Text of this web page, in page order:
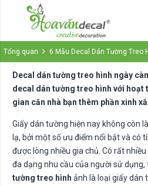
Tổng quan 6 Mẫu Decal Dán Tường Treo
Decal dán tường treo hình ngày
decal dán tường treo hình với hoạt
gian căn nhà bạn thêm phần xinh
Giấy dán tường hiện nay không còn
lạ, bởi một số ưu điểm nổi bật và có
được lòng nhiều gia chủ. Có rất
đa dạng nhu cầu của người sử dụng,
tường treo hình ảnh là loại giấy dán